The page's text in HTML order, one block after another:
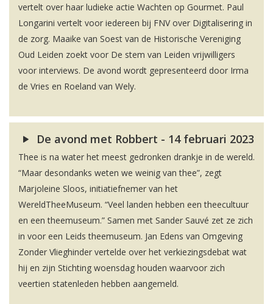
vertelt over haar ludieke actie Wachten op Gourmet. Paul
Longarini vertelt voor iedereen bij FNV over Digitalisering in
de zorg. Maaike van Soest van de Historische Vereniging
Oud Leiden zoekt voor De stem van Leiden vrijwilligers
voor interviews. De avond wordt gepresenteerd door Irma
de Vries en Roeland van Wely.
De avond met Robbert - 14 februari 2023
Thee is na water het meest gedronken drankje in de wereld.
“Maar desondanks weten we weinig van thee”, zegt
Marjoleine Sloos, initiatiefnemer van het
WereldTheeMuseum. “Veel landen hebben een theecultuur
en een theemuseum.” Samen met Sander Sauvé zet ze zich
in voor een Leids theemuseum. Jan Edens van Omgeving
Zonder Vlieghinder vertelde over het verkiezingsdebat wat
hij en zijn Stichting woensdag houden waarvoor zich
veertien statenleden hebben aangemeld.